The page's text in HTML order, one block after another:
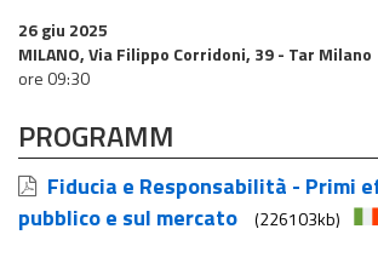
26 giu 2025
MILANO, Via Filippo Corridoni, 39 - Tar Milano
ore 09:30
PROGRAMM
Fiducia e Responsabilità - Primi
pubblico e sul mercato
(226103kb)